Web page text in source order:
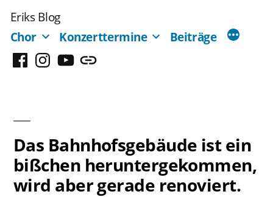
Inhalt
springen
Eriks Blog
Chor
Konzerttermine Beiträge
FacebookInstagram
YouTubeMastodon
Das Bahnhofsgebäude ist ein
bißchen heruntergekommen,
wird aber gerade renoviert.